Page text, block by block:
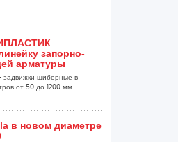
запорно-
арматуры
задвижки шиберные в
от 50 до 1200 мм...
в новом диаметре